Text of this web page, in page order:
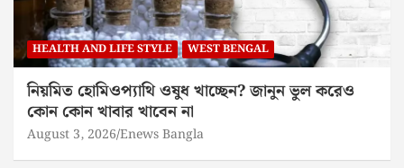
HEALTH AND LIFE STYLE WEST BENGAL
নিয়মিত হোমিওপ্যাথি ওষুধ খাচ্ছেন? জানুন ভুল করেও
কোন কোন খাবার খাবেন না
August 3, 2026 Enews Bangla